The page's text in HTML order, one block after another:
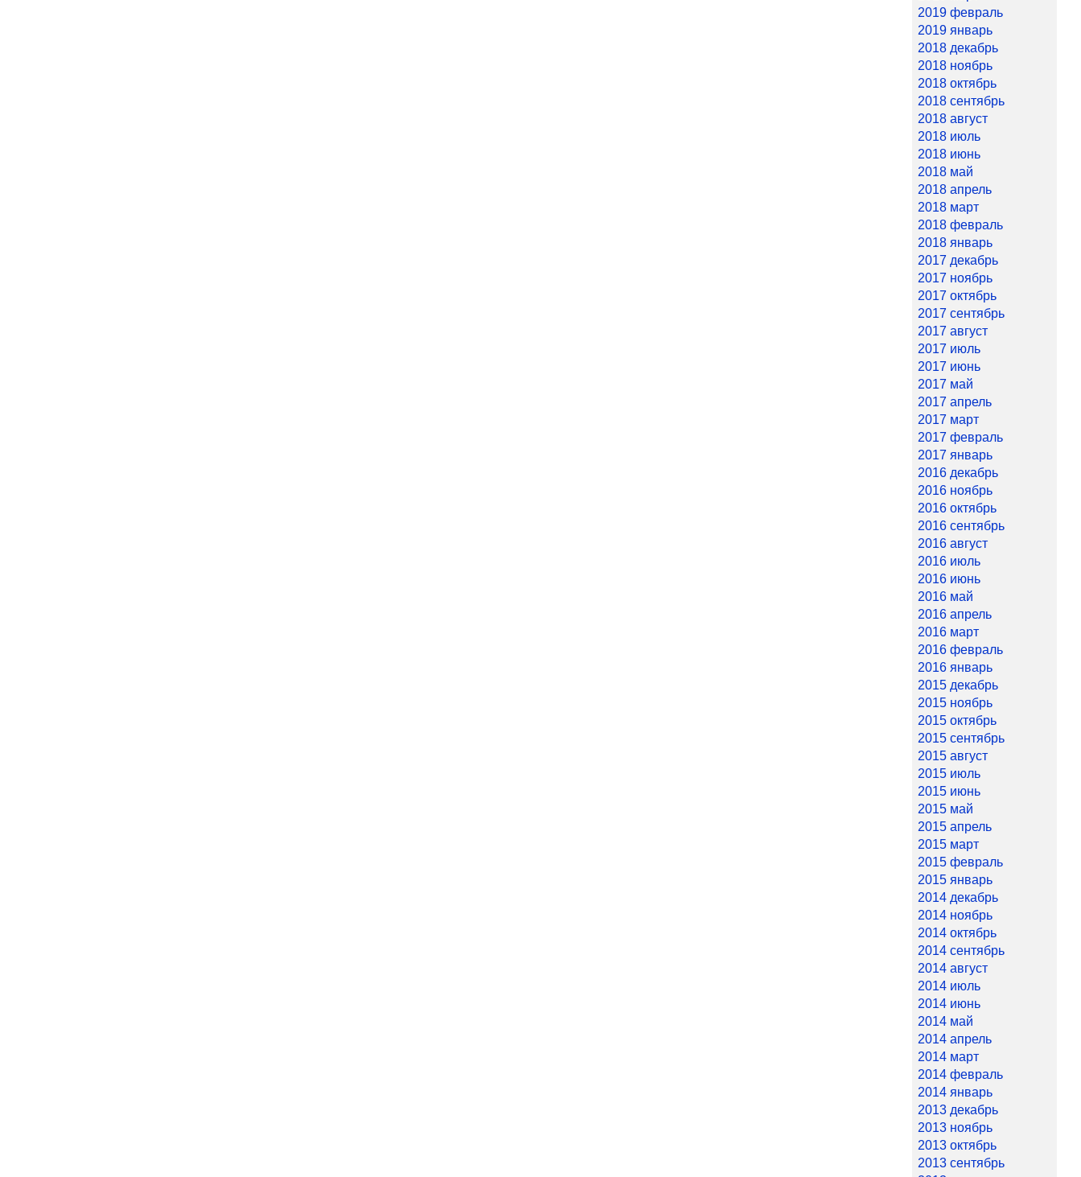
2019 февраль
2019 январь
2018 декабрь
2018 ноябрь
2018 октябрь
2018 сентябрь
2018 август
2018 июль
2018 июнь
2018 май
2018 апрель
2018 март
2018 февраль
2018 январь
2017 декабрь
2017 ноябрь
2017 октябрь
2017 сентябрь
2017 август
2017 июль
2017 июнь
2017 май
2017 апрель
2017 март
2017 февраль
2017 январь
2016 декабрь
2016 ноябрь
2016 октябрь
2016 сентябрь
2016 август
2016 июль
2016 июнь
2016 май
2016 апрель
2016 март
2016 февраль
2016 январь
2015 декабрь
2015 ноябрь
2015 октябрь
2015 сентябрь
2015 август
2015 июль
2015 июнь
2015 май
2015 апрель
2015 март
2015 февраль
2015 январь
2014 декабрь
2014 ноябрь
2014 октябрь
2014 сентябрь
2014 август
2014 июль
2014 июнь
2014 май
2014 апрель
2014 март
2014 февраль
2014 январь
2013 декабрь
2013 ноябрь
2013 октябрь
2013 сентябрь